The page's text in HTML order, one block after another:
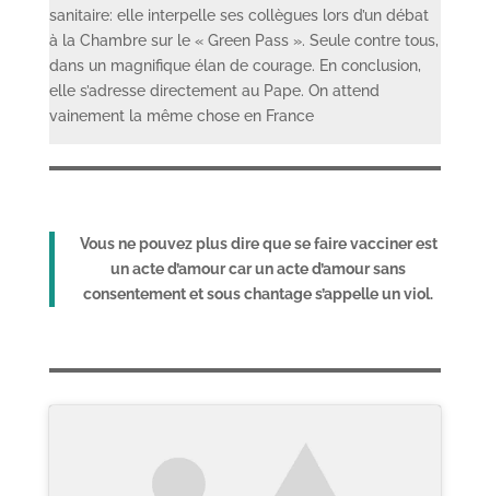
sanitaire: elle interpelle ses collègues lors d’un débat
à la Chambre sur le « Green Pass ». Seule contre tous,
dans un magnifique élan de courage. En conclusion,
elle s’adresse directement au Pape. On attend
vainement la même chose en France
Vous ne pouvez plus dire que se faire vacciner est
un acte d’amour car un acte d’amour sans
consentement et sous chantage s’appelle un viol.